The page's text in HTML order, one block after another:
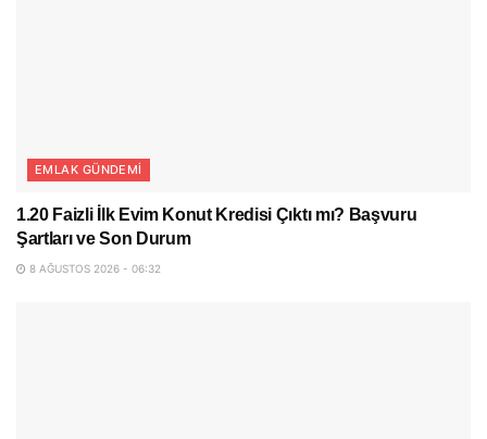
EMLAK GÜNDEMI
1.20 Faizli İlk Evim Konut Kredisi Çıktı mı? Başvuru
Şartları ve Son Durum
8 AĞUSTOS 2026 - 06:32